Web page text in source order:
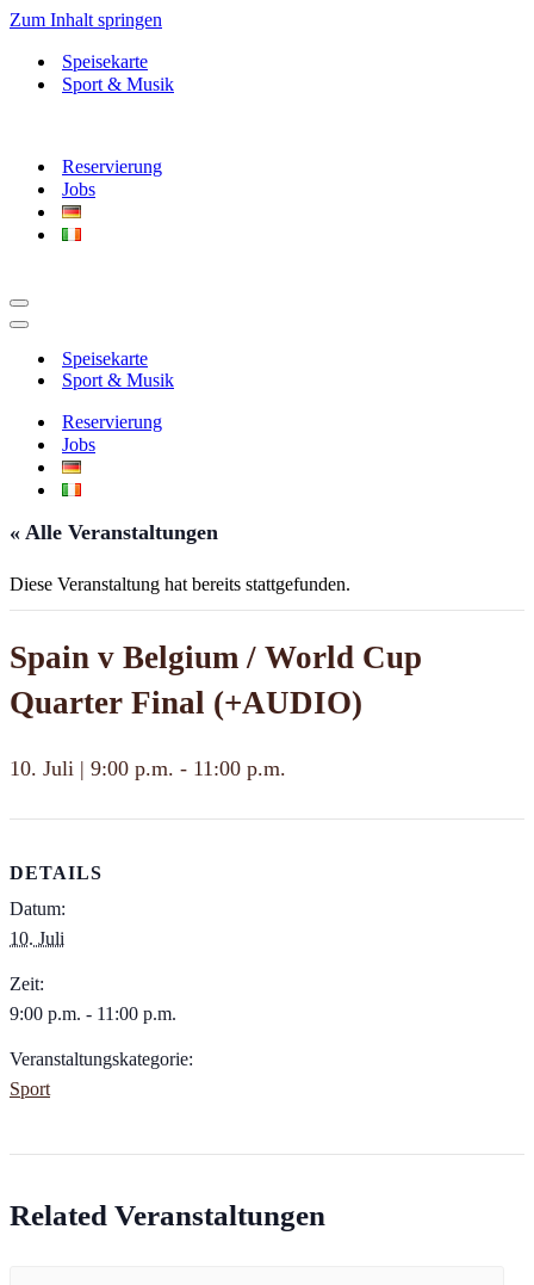
Zum Inhalt springen
Speisekarte
Sport & Musik
Reservierung
Jobs
Navigationsmenü
Navigationsmenü
Speisekarte
Sport & Musik
Reservierung
Jobs
« Alle Veranstaltungen
Diese Veranstaltung hat bereits stattgefunden.
Spain v Belgium / World Cup
Quarter Final (+AUDIO)
10. Juli | 9:00 p.m. - 11:00 p.m.
DETAILS
Datum:
10. Juli
Zeit:
9:00 p.m. - 11:00 p.m.
Veranstaltungskategorie:
Sport
Related Veranstaltungen